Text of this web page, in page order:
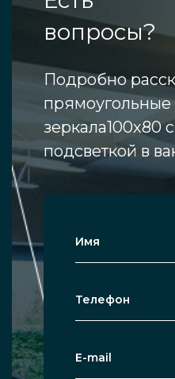
вопросы?
Подробно
прямоугольные
зеркала100х80
подсветкой в